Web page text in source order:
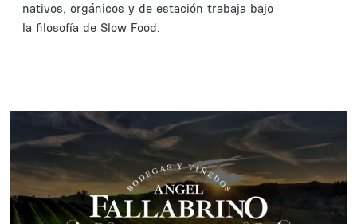
nativos, orgánicos y de estación trabaja bajo
la filosofía de Slow Food.